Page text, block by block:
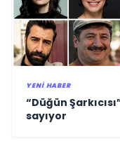
YENI HABER
“Düğün
sayıyor